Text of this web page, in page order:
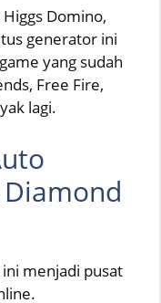
Domino,
generator ini
yang sudah
Free Fire,
lagi.
menjadi pusat